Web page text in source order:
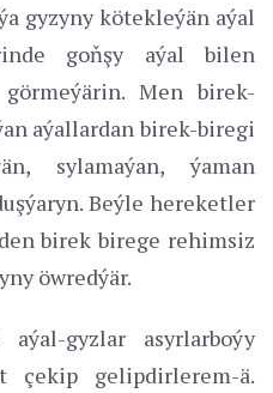
gyzyny kötekleýän aýal
goňşy aýal bilen
Men birek-
aýallardan birek-biregi
sylamaýan, ýaman
Beýle hereketler
birek birege rehimsiz
öwredýär.
gyzlar asyrlarboýy
çekip gelipdirlerem-ä.